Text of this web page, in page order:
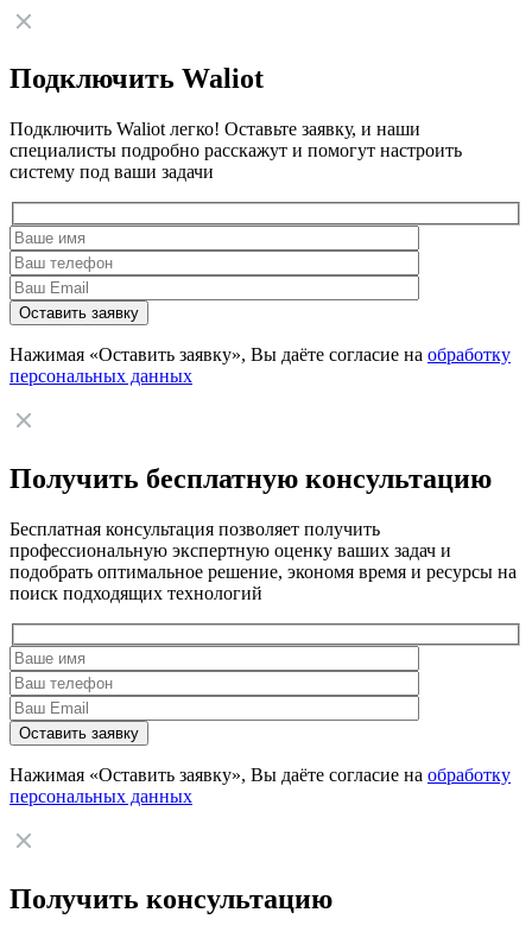
Подключить Waliot
Подключить Waliot легко! Оставьте заявку, и наши
специалисты подробно расскажут и помогут настроить
систему под ваши задачи
Нажимая «Оставить заявку», Вы даёте согласие на обработку
персональных данных
Получить бесплатную консультацию
Бесплатная консультация позволяет получить
профессиональную экспертную оценку ваших задач и
подобрать оптимальное решение, экономя время и ресурсы на
поиск подходящих технологий
Нажимая «Оставить заявку», Вы даёте согласие на обработку
персональных данных
Получить консультацию